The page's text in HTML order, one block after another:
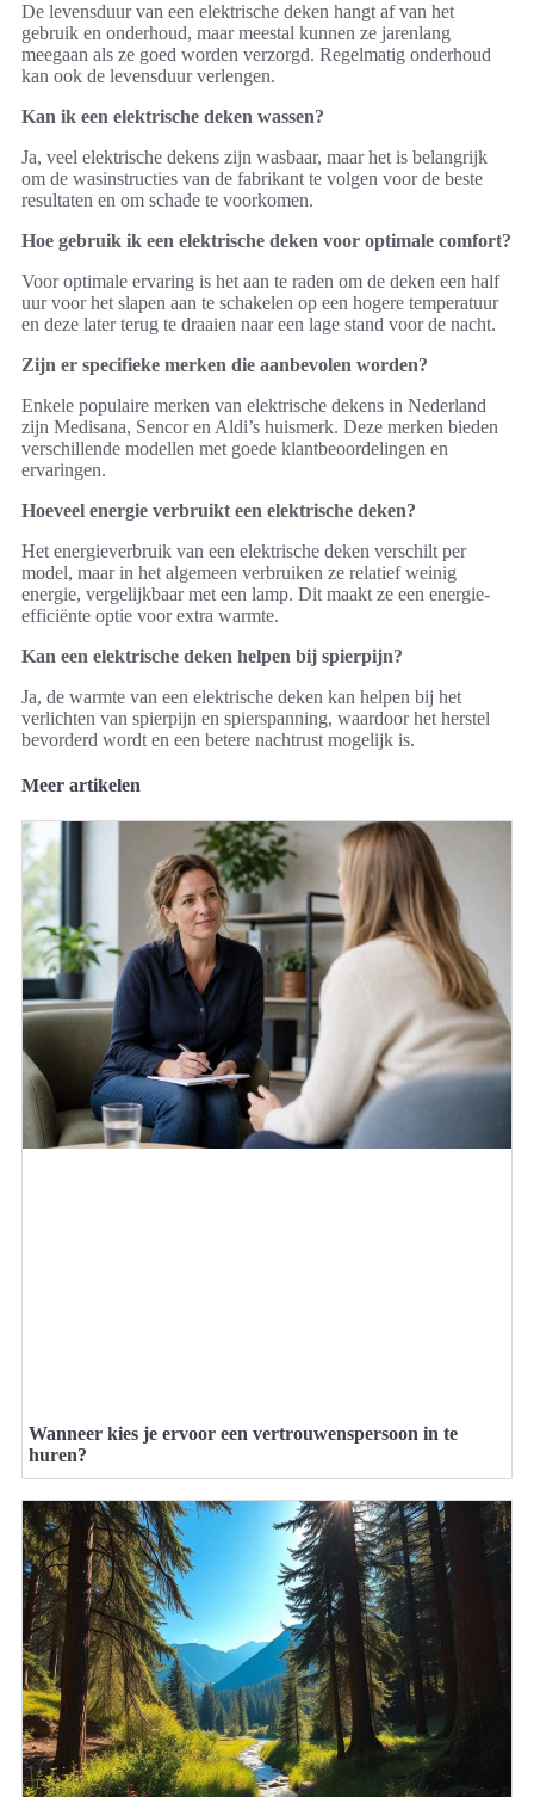
De levensduur van een elektrische deken hangt af van het
gebruik en onderhoud, maar meestal kunnen ze jarenlang
meegaan als ze goed worden verzorgd. Regelmatig onderhoud
kan ook de levensduur verlengen.
Kan ik een elektrische deken wassen?
Ja, veel elektrische dekens zijn wasbaar, maar het is belangrijk
om de wasinstructies van de fabrikant te volgen voor de beste
resultaten en om schade te voorkomen.
Hoe gebruik ik een elektrische deken voor optimale comfort?
Voor optimale ervaring is het aan te raden om de deken een half
uur voor het slapen aan te schakelen op een hogere temperatuur
en deze later terug te draaien naar een lage stand voor de nacht.
Zijn er specifieke merken die aanbevolen worden?
Enkele populaire merken van elektrische dekens in Nederland
zijn Medisana, Sencor en Aldi’s huismerk. Deze merken bieden
verschillende modellen met goede klantbeoordelingen en
ervaringen.
Hoeveel energie verbruikt een elektrische deken?
Het energieverbruik van een elektrische deken verschilt per
model, maar in het algemeen verbruiken ze relatief weinig
energie, vergelijkbaar met een lamp. Dit maakt ze een energie-
efficiënte optie voor extra warmte.
Kan een elektrische deken helpen bij spierpijn?
Ja, de warmte van een elektrische deken kan helpen bij het
verlichten van spierpijn en spierspanning, waardoor het herstel
bevorderd wordt en een betere nachtrust mogelijk is.
Meer artikelen
Wanneer kies je ervoor een vertrouwenspersoon in te
huren?